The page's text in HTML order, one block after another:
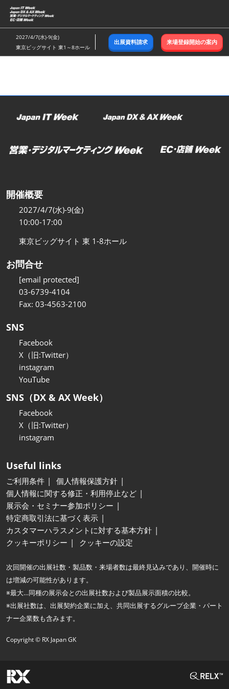
ス
キ
ッ
し
む
2027/4/7(水)-9(金)
東京ビッグサイト 東1～8ホール
出展資料請求 来場登録開始の案内
開催概要
2027/4/7(水)-9(金)
10:00-17:00
東京ビッグサイト 東 1-8ホール
お問合せ
[email protected]
03-6739-4104
Fax: 03-4563-2100
SNS
Facebook
X（旧:Twitter）
instagram
YouTube
SNS（DX & AX Week）
Facebook
X（旧:Twitter）
instagram
Useful links
ご利用条件
個人情報保護方針
個人情報に関する修正・利用停止など
展示会・セミナー参加ポリシー
特定商取引法に基づく表示
カスタマーハラスメントに対する基本方針
クッキーポリシー
クッキーの設定
次回開催の出展社数・製品数・来場者数は最終見込みであり、開催時に
は増減の可能性があります。
※最大…同種の展示会との出展社数および製品展示面積の比較。
※出展社数は、出展契約企業に加え、共同出展するグループ企業・パート
ナー企業数も含みます。
Copyright © RX Japan GK